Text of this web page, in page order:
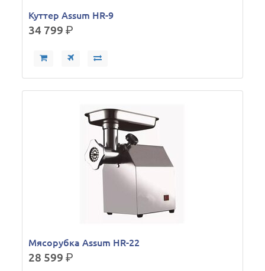
Куттер Assum HR-9
34 799р.
Мясорубка Assum HR-22
28 599р.